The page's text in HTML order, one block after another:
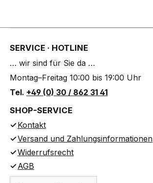
SERVICE · HOTLINE
… wir sind für Sie da …
Montag–Freitag 10:00 bis 19:00 Uhr
Tel. +49 (0) 30 / 862 31 41
SHOP-SERVICE
Kontakt
Versand und Zahlungsinformationen
Widerrufsrecht
AGB